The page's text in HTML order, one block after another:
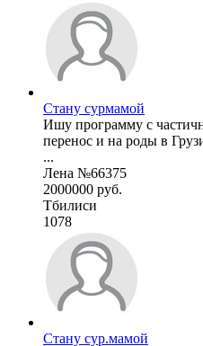
Стану сурмамой
Ишу программу с
перенос и на роды в
...
Лена №66375
2000000 руб.
Тбилиси
1078
Стану сур.мамой